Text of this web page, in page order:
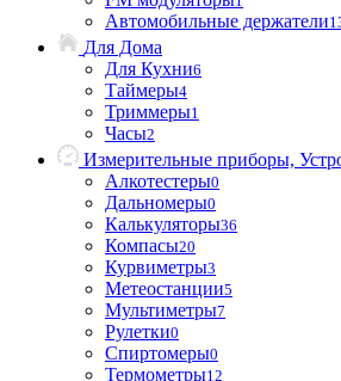
Автомобильные держатели
Для Дома
Для Кухни6
Таймеры4
Триммеры1
Часы2
Измерительные приборы,
Алкотестеры0
Дальномеры0
Калькуляторы36
Компасы20
Курвиметры3
Метеостанции5
Мультиметры7
Рулетки0
Спиртомеры0
Термометры12